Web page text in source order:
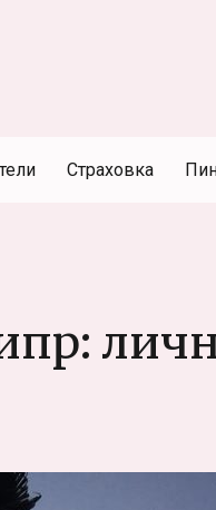
Страховка